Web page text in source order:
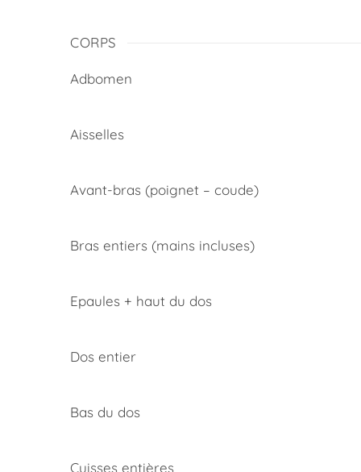
CORPS
Adbomen
Aisselles
Avant-bras (poignet – coude)
Bras entiers (mains incluses)
Epaules + haut du dos
Dos entier
Bas du dos
Cuisses entières